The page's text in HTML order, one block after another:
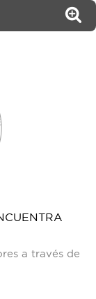
a través de